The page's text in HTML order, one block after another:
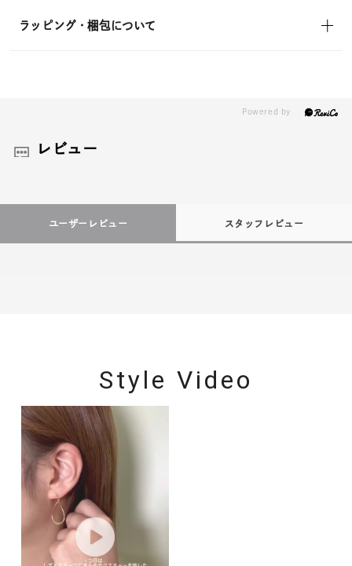
ラッピング・梱包について
レビュー
ユーザーレビュー スタッフレビュー
Style Video